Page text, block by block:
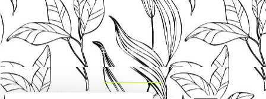
Tel. +33 (0)3 89 40 85 30
info@petitkohlberg.com